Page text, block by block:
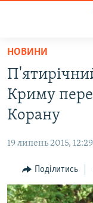
Перейти
основного
матеріалу
Перейти
до
основної
Перейти
до
пошуку
НОВИНИ
ВОДА.КРИМ
ВІДЕО ТА ФОТО
БЛОГИ
ПОГЛЯД
ІНТЕРВ'Ю
НОВИНИ
Криму
Корану
19 липень 2015, 12:29
Поділитись